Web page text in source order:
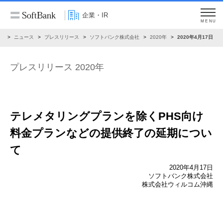
企業・IR
MENU
ニュース プレスリリース ソフトバンク株式会社 2020年 2020年4月17日
プレスリリース 2020年
テレメタリングプランを除く PHS向け
料金プランなどの提供終了の延期につい
て
2020年4月17日
ソフトバンク株式会社
株式会社ウィルコム沖縄